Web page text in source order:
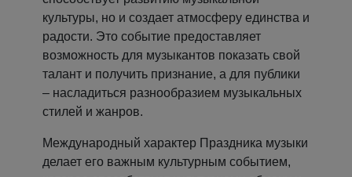
культуры, но и создает атмосферу единства и
радости. Это событие предоставляет
возможность для музыкантов показать свой
талант и получить признание, а для публики
– насладиться разнообразием музыкальных
стилей и жанров.
Международный характер Праздника музыки
делает его важным культурным событием,